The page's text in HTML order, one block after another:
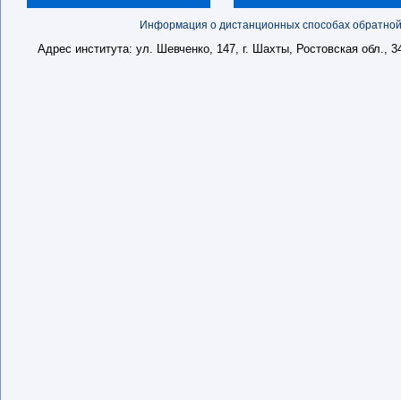
Информация о дистанционных способах
Адрес института: ул. Шевченко, 147, г. Шахты, Ростовская обл.,